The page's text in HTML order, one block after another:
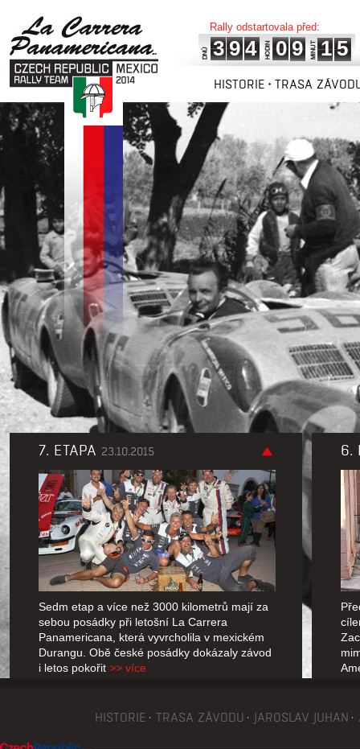
Rally odstartovala před:
3 9 4 0 9 1 5
HISTORIE TRASA
7. ETAPA 23.10.2015
Sedm etap a více než 3000 kilometrů mají za
sebou posádky při letošní La Carrera
Panamericana, která vyvrcholila v mexickém
Durangu. Obě české posádky dokázaly závod
i letos pokořit >> více
6.
HISTORIE TRASA ZÁVODU JAROSLAV JUHAN